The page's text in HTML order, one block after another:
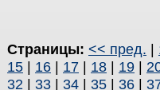
Страницы: << пред. |
15 | 16 | 17 | 18 | 19 |
32 | 33 | 34 | 35 | 36 |